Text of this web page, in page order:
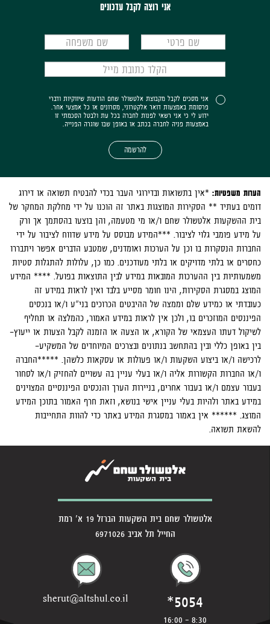
אני רוצה לקבל עדכונים
אני מסכים לקבל מקבוצת אלטשולר שחם הודעות שיווקיות ודברי
פרסומת באמצעות דואר אלקטרוני, מסרונים או כל אמצעי אחר.
ידוע לי כי אני רשאי לפנות לחברה בכל עת ולבטל הסכמתי זו
באמצעות פניה לחברה בכתב או באופן שבו שוגרה הפנייה.
להרשמה
הערות משפטיות: *אין בתשואות ובדירוגי העבר בכדי להבטיח תשואה או דירוג
דומים בעתיד ** הסקירות המוצגות באתר זה הוכנו על ידי מחלקת המחקר של
בית ההשקעות אלטשולר שחם ו/או מי מטעמה, והן בוצעו בהסתמך אך ורק
על מידע פומבי גלוי לציבור. ***המידע מבוסס על מידע שדווח לציבור על ידי
החברות הנסקרות בו וכן על הערכות ואומדנים, שמטבע הדברים אפשר ויתבררו
כחסרים או בלתי מדויקים או בלתי מעודכנים. כמו כן, עלולות להתגלות סטיות
משמעותיות בין ההערכות המובאות במידע לבין התוצאות בפועל. **** המידע
המוצג במסגרת הסקירות, הינו חומר מסייע בלבד ואין לראות במידע זה
כעובדתי או כמידע שלם וממצה של ההיבטים הכרוכים בני"ע ו/או בנכסים
הפיננסים המוזכרים בו, ולכן אין לראות במידע האמור, כהמלצה או תחליף
לשיקול דעתו העצמאי של הקורא, או הצעה או הזמנה לקבל הצעות או ייעוץ-
בין באופן כללי ובין בהתחשב בנתונים ובצרכים המיוחדים של המשקיע-
לרכישה ו/או ביצוע השקעות ו/או פעולות או עסקאות כלשהן. *****החברה
ו/או החברות הקשורות אליה ו/או בעלי עניין בה עשויים להחזיק ו/או לסחור
בעבור עצמם ו/או בעבור אחרים, בניירות הערך והנכסים הפיננסיים המצוינים
במידע באתר ולהיות בעלי עניין אישי בנושא, וזאת חרף האמור בתוכן המידע
המוצג. ****** אין באמור במסגרת המידע באתר כדי להוות התחייבות
להשאת תשואה.
אלטשולר שחם בית השקעות הברזל 19 א' רמת
החייל תל אביב 6971026
*5054
8:30 - 16:00
sherut@altshul.co.il